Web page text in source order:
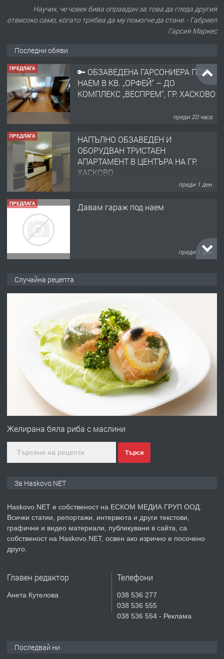
Научих, че човек бива оправдан за това да гледа другия
отвисоко само, когато трябва да му помогне да стане. - Габриел
Гарсия Маркес
Последни обяви
ПРЕДЛАГА
🔑 ОБЗАВЕДЕНА ГАРСОНИЕРА ПОД
НАЕМ В КВ. „ОРФЕЙ“ – ДО
КОМПЛЕКС „ВЕСПРЕМ“, ГР. ХАСКОВО
преди 20 часа
ПРЕДЛАГА
НАПЪЛНО ОБЗАВЕДЕН И
ОБОРУДВАН ТРИСТАЕН
АПАРТАМЕНТ В ЦЕНТЪРА НА ГР.
ХАСКОВО
преди 1 ден
ПРЕДЛАГА Давам гараж под наем
преди 1 ден
градската градина!
ПРОСТОРЕН ТРИСТАЕН
АПАРТАМЕНТ В НОВА СГРАДА КВ.
КУБА
преди 2 дни
Продавам парцел в гр. Хасково кв.
асфалт 0889 537 426
преди 2 дни
ПРЕДЛАГА
№4119 Едностаен обзаведен
Къртене на бетон! Събаряне на
Случайна рецепта
Желирана бяла риба с маслини
Търси
За Haskovo.NET
Haskovo.NET е собственост на ЕСКОМ МЕДИА ГРУП ООД.
Всички статии, репортажи, интервюта и други текстови,
графични и видео материали, публикувани в сайта, са
собственост на Haskovo.NET, освен ако изрично е посочено
друго.
Главен редактор
Анета Кутелова
Телефони
038 536 277
038 536 555
038 536 554 - Реклама
Последвай ни